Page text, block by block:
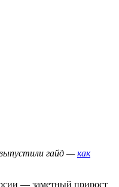
гайд —как
— заметный прирост